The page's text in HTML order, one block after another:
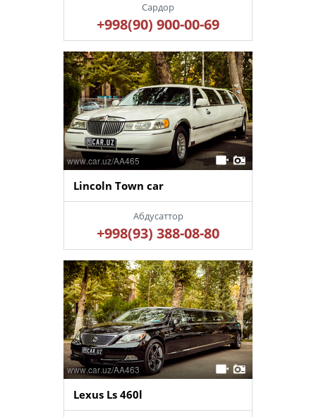
Сардор
+998(90) 900-00-69
Lincoln Town car
Абдусаттор
+998(93) 388-08-80
Lexus Ls 460l